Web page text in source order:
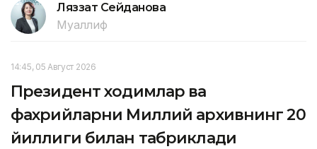
Ляззат Сейданова
Муаллиф
14:45, 05 Август 2026
Президент ходимлар ва
фахрийларни Миллий архивнинг 20
йиллиги билан табриклади